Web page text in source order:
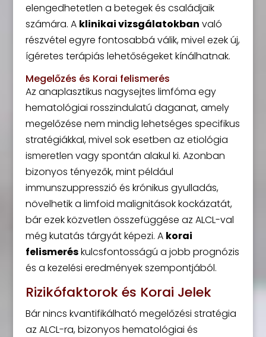
elengedhetetlen a betegek és családjaik
számára. A klinikai vizsgálatokban való
részvétel egyre fontosabbá válik, mivel ezek új,
ígéretes terápiás lehetőségeket kínálhatnak.
Megelőzés és Korai felismerés
Az anaplasztikus nagysejtes limfóma egy
hematológiai rosszindulatú daganat, amely
megelőzése nem mindig lehetséges specifikus
stratégiákkal, mivel sok esetben az etiológia
ismeretlen vagy spontán alakul ki. Azonban
bizonyos tényezők, mint például
immunszuppresszió és krónikus gyulladás,
növelhetik a limfoid malignitások kockázatát,
bár ezek közvetlen összefüggése az ALCL-val
még kutatás tárgyát képezi. A korai
felismeréskulcsfontosságú a jobb prognózis
és a kezelési eredmények szempontjából.
Rizikófaktorok és Korai Jelek
Bár nincs kvantifikálható megelőzési stratégia
az ALCL-ra, bizonyos hematológiai és